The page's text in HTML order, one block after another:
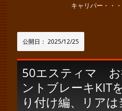
キャリパー・・
公開日： 2025/12/25
50エスティマ お
ントブレーキKIT
り付け編、リア